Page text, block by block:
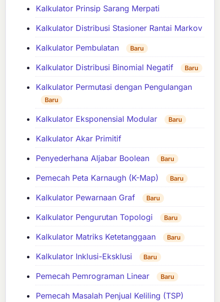
Kalkulator Prinsip Sarang Merpati
Kalkulator Distribusi Stasioner Rantai Markov
Kalkulator Pembulatan
Baru
Kalkulator Distribusi Binomial Negatif Baru
Kalkulator Permutasi dengan Pengulangan
Baru
Kalkulator Eksponensial Modular Baru
Kalkulator Akar Primitif
Penyederhana Aljabar Boolean
Baru
Pemecah Peta Karnaugh (K-Map) Baru
Kalkulator Pewarnaan Graf Baru
Kalkulator Pengurutan Topologi Baru
Kalkulator Matriks Ketetanggaan Baru
Kalkulator Inklusi-Eksklusi Baru
Pemecah Pemrograman Linear Baru
Pemecah Masalah Penjual Keliling (TSP)